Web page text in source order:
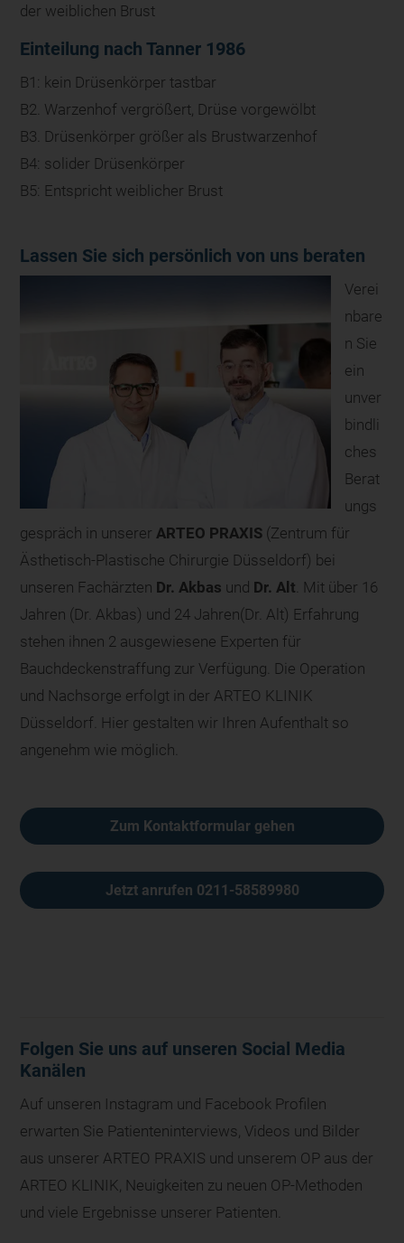
der weiblichen Brust
Einteilung nach Tanner 1986
B1: kein Drüsenkörper tastbar
B2. Warzenhof vergrößert, Drüse vorgewölbt
B3. Drüsenkörper größer als Brustwarzenhof
B4: solider Drüsenkörper
B5: Entspricht weiblicher Brust
Lassen Sie sich persönlich von uns beraten
Verei
nbare
n Sie
ein
unver
bindli
ches
Berat
ungs
gespräch in unsererARTEO PRAXIS (Zentrum für
Ästhetisch-Plastische Chirurgie Düsseldorf) bei
unseren Fachärzten Dr. Akbas und Dr. Alt. Mit über 16
Jahren (Dr. Akbas) und 24 Jahren(Dr. Alt) Erfahrung
stehen ihnen 2 ausgewiesene Experten für
Bauchdeckenstraffung zur Verfügung. Die Operation
und Nachsorge erfolgt in der ARTEO KLINIK
Düsseldorf. Hier gestalten wir Ihren Aufenthalt so
angenehm wie möglich.
Zum Kontaktformular gehen
Jetzt anrufen 0211-58589980
Folgen Sie uns auf unseren Social Media
Kanälen
Auf unseren Instagram und Facebook Profilen
erwarten Sie Patienteninterviews, Videos und Bilder
aus unserer ARTEO PRAXIS und unserem OP aus der
ARTEO KLINIK, Neuigkeiten zu neuen OP-Methoden
und viele Ergebnisse unserer Patienten.